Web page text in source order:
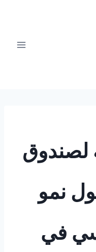
لصندوق
نمو
في